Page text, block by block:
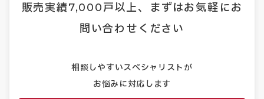
販売実績7,000戸以上、まずはお気軽にお
問い合わせください
相談しやすいスペシャリストが
お悩みに対応します